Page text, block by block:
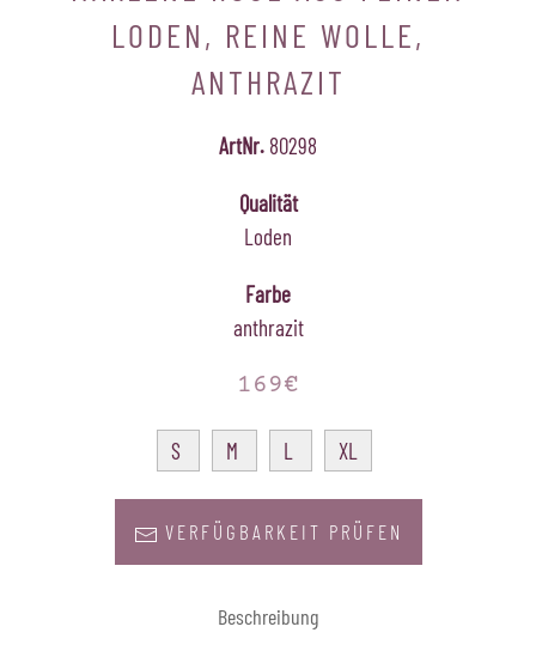
LODEN, REINE WOLLE,
ANTHRAZIT
ArtNr. 80298
Qualität
Loden
Farbe
anthrazit
169€
S M L XL
VERFÜGBARKEIT PRÜFEN
Beschreibung